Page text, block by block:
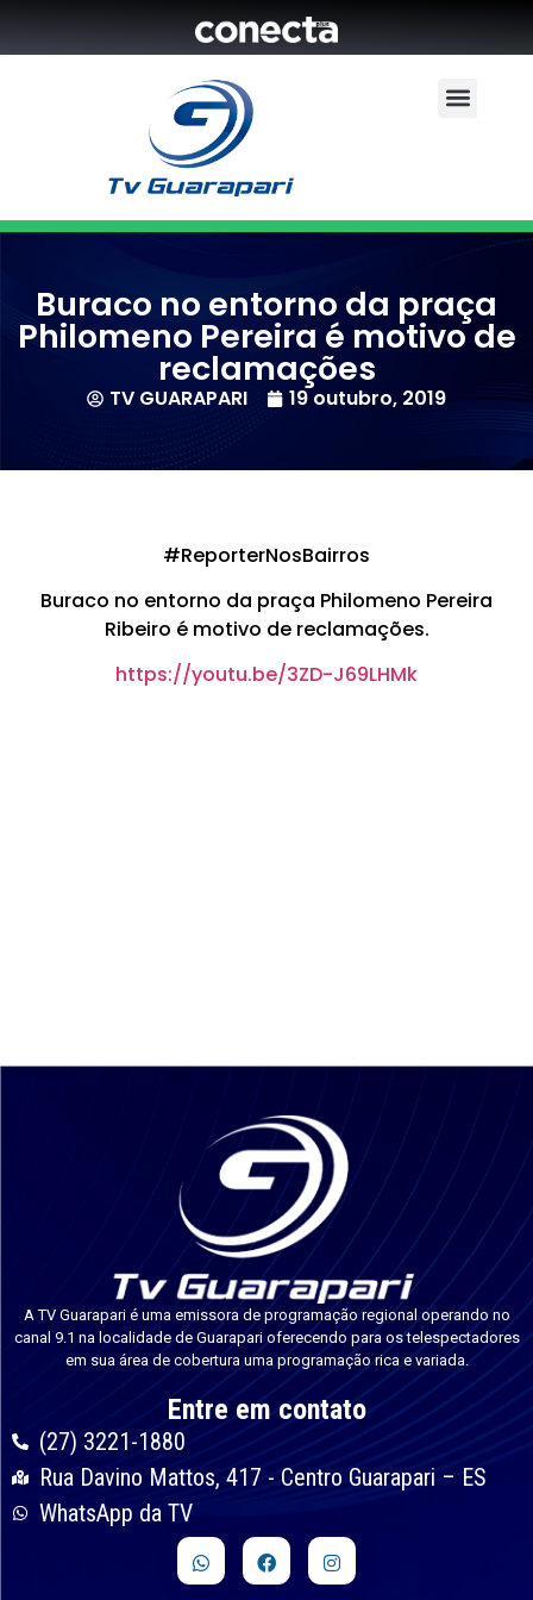
Buraco no entorno da praça
Philomeno Pereira é motivo de
reclamações
TV GUARAPARI 19 outubro, 2019
#ReporterNosBairros
Buraco no entorno da praça Philomeno Pereira
Ribeiro é motivo de reclamações.
https://youtu.be/3ZD-J69LHMk
A TV Guarapari é uma emissora de programação regional operando no
canal 9.1 na localidade de Guarapari oferecendo para os telespectadores
em sua área de cobertura uma programação rica e variada.
Entre em contato
(27) 3221-1880
Rua Davino Mattos, 417 - Centro Guarapari – ES
WhatsApp da TV